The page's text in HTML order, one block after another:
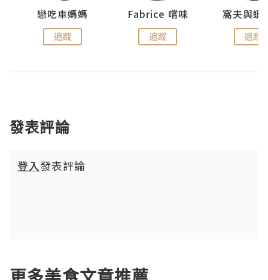
戀吃車媽媽
追蹤
Fabrice 嚐味
追蹤
窩夫與蝦
追蹤
發表評論
登入發表評論